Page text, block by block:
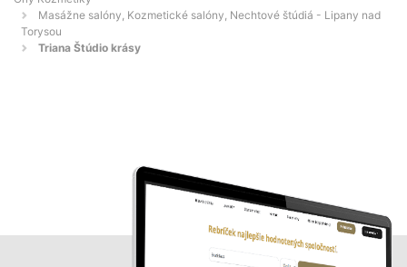
Masážne salóny, Kozmetické salóny, Nechtové štúdiá - Lipany nad
Torysou
Triana Štúdio krásy